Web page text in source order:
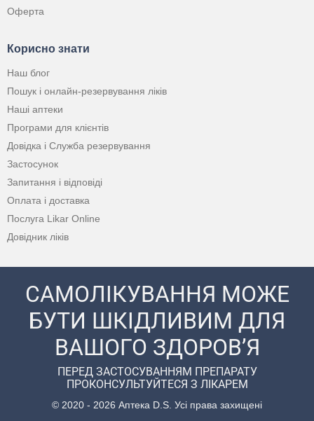
Оферта
Корисно знати
Наш блог
Пошук і онлайн-резервування ліків
Наші аптеки
Програми для клієнтів
Довідка і Служба резервування
Застосунок
Запитання і відповіді
Оплата і доставка
Послуга Likar Online
Довідник ліків
САМОЛІКУВАННЯ МОЖЕ
БУТИ ШКІДЛИВИМ ДЛЯ
ВАШОГО ЗДОРОВ’Я
ПЕРЕД ЗАСТОСУВАННЯМ ПРЕПАРАТУ
ПРОКОНСУЛЬТУЙТЕСЯ З ЛІКАРЕМ
© 2020 - 2026 Аптека D.S. Усі права захищені